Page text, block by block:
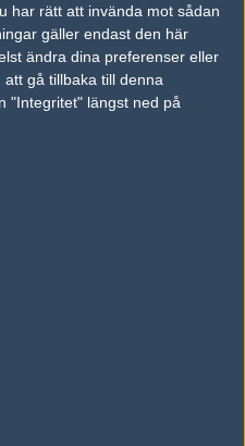
har rätt att invända mot sådan
gäller endast den här
ändra dina preferenser eller
gå tillbaka till denna
"Integritet" längst ned på
12-16
satsa våra vackra bites på en